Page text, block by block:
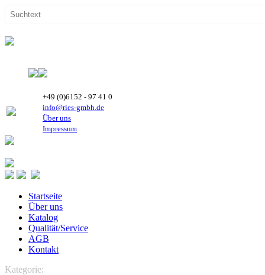
+49 (0)6152 - 97 41 0
info@ries-gmbh.de
Über uns
Impressum
Startseite
Über uns
Katalog
Qualität/Service
AGB
Kontakt
Kategorie: